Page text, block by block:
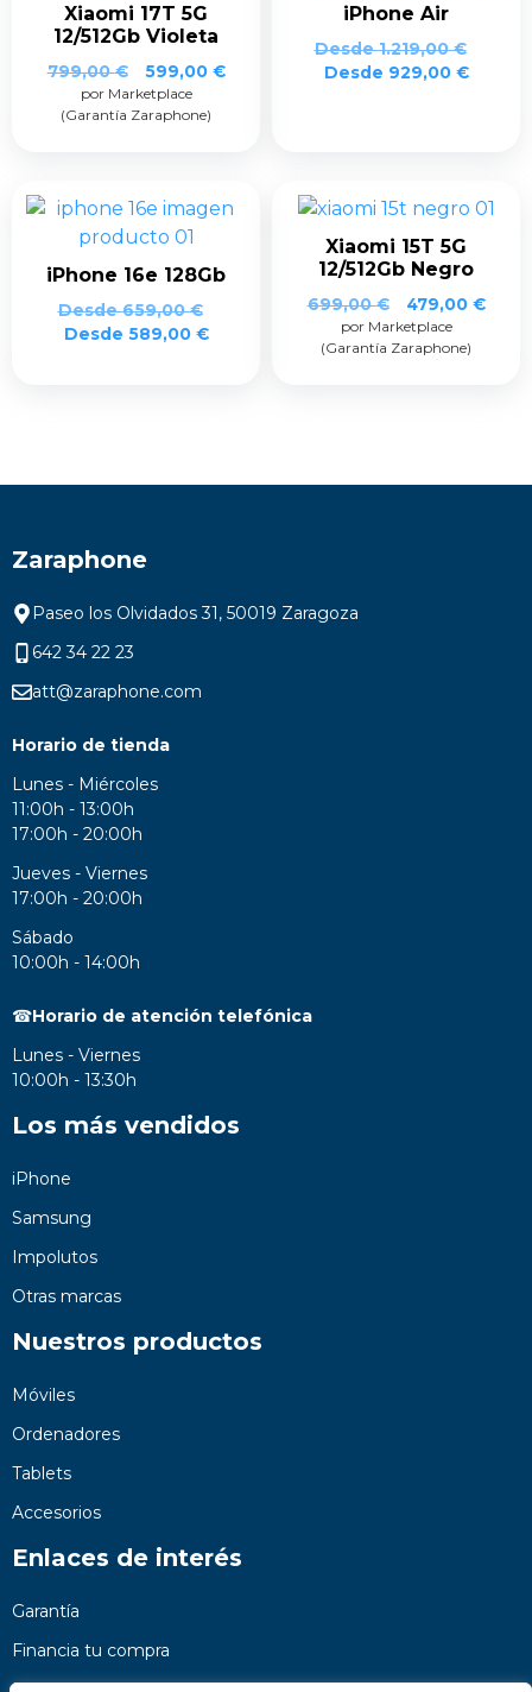
Xiaomi 17T 5G
12/512Gb Violeta
799,00€
El
precio
original
599,00 €El
por Marketplace
(Garantía Zaraphone)
iPhone Air
Desde1.219,00€
Desde 929,00 €
iPhone 16e 128Gb
Desde659,00€
Desde 589,00 €
Xiaomi 15T 5G
12/512Gb Negro
699,00€
El
precio
original
479,00 €El
por Marketplace
(Garantía Zaraphone)
Zaraphone
Paseo los Olvidados 31, 50019 Zaragoza
642 34 22 23
att@zaraphone.com
Horario de tienda
Lunes - Miércoles
11:00h - 13:00h
17:00h - 20:00h
Jueves - Viernes
17:00h - 20:00h
Sábado
10:00h - 14:00h
☎Horario de atención telefónica
Lunes - Viernes
10:00h - 13:30h
Los más vendidos
iPhone
Samsung
Impolutos
Otras marcas
Nuestros productos
Móviles
Ordenadores
Tablets
Accesorios
Enlaces de interés
Garantía
Financia tu compra